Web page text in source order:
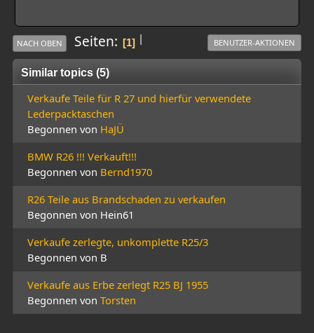
|
NACH OBEN Seiten 1 BENUTZER-AKTIONEN
Similar topics (5)
Verkaufe Teile für R 27 und hierfür verwendete
Lederpacktaschen
Begonnen von HaJÜ
BMW R26 !!! Verkauft!!!
Begonnen von Bernd1970
R26 Teile aus Brandschaden zu verkaufen
Begonnen von Hein61
Verkaufe zerlegte, unkomplette R25/3
Begonnen von B
Verkaufe aus Erbe zerlegt R25 BJ 1955
Begonnen von Torsten